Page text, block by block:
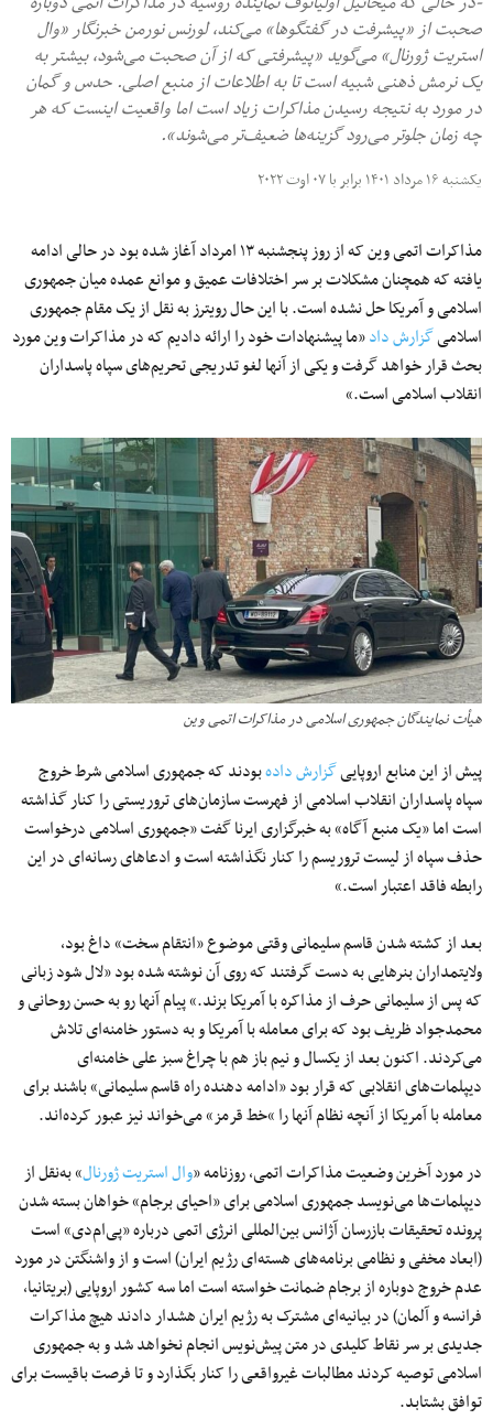
صحبت از «پیشرفت در گفتگوها» می‌کند، لورنس نورمن خبرنگار «وال
استریت ژورنال» می‌گوید «پیشرفتی که از آن صحبت می‌شود، بیشتر به
یک نرمش ذهنی شبیه است تا به اطلاعات از منبع اصلی. حدس و گمان‌
در مورد به نتیجه رسیدن مذاکرات زیاد است اما واقعیت اینست که هر
چه زمان جلوتر می‌رود گزینه‌ها ضعیف‌تر می‌شوند».
یکشنبه ۱۶ مرداد ۱۴۰۱ برابر با ۰۷ اوت ۲۰۲۲
مذاکرات اتمی وین که از روز پنجشنبه ۱۳ امرداد آغاز شده بود در حالی ادامه
یافته که همچنان مشکلات بر سر اختلافات عمیق و موانع عمده میان جمهوری
اسلامی و آمریکا حل نشده است. با این حال رویترز به نقل از یک مقام جمهوری
اسلامیگزارش داد«ما پیشنهادات خود را ارائه دادیم که در مذاکرات وین مورد
بحث قرار خواهد گرفت و یکی از آنها لغو تدریجی تحریم‌های سپاه پاسداران
انقلاب اسلامی است.»
هیأت نمایندگان جمهوری اسلامی در مذاکرات اتمی وین
پیش از این منابع اروپاییگزارش دادهبودند که جمهوری اسلامی شرط خروج
سپاه پاسداران انقلاب اسلامی از فهرست سازمان‌های تروریستی را کنار گذاشته
است اما «یک منبع آگاه» به خبرگزاری ایرنا گفت «جمهوری اسلامی درخواست
حذف سپاه از لیست تروریسم را کنار نگذاشته است و ادعاهای رسانه‌ای در این
رابطه فاقد اعتبار است.»
بعد از کشته شدن قاسم سلیمانی وقتی موضوع «انتقام سخت» داغ بود،
ولایتمداران بنرهایی به دست گرفتند که روی آن نوشته شده بود «لال شود زبانی
که پس از سلیمانی حرف از مذاکره با آمریکا بزند.» پیام آنها رو به حسن روحانی و
محمدجواد ظریف بود که برای معامله با آمریکا و به دستور خامنه‌ای تلاش
می‌کردند. اکنون بعد از یکسال و نیم باز هم با چراغ سبز علی خامنه‌ای
دیپلمات‌های انقلابی که قرار بود «ادامه دهنده راه قاسم سلیمانی» باشند برای
معامله با آمریکا از آنچه نظام آنها را »خط قرمز» می‌خواند نیز عبور کرده‌اند.
در مورد آخرین وضعیت مذاکرات اتمی، روزنامه «وال استریت ژورنال» به‌نقل از
دیپلمات‌ها می‌نویسد جمهوری اسلامی برای «احیای برجام» خواهان بسته شدن
پرونده تحقیقات بازرسان آژانس بین‌المللی انرژی اتمی درباره «پی‌ام‌دی» است
(ابعاد مخفی و نظامی برنامه‌های هسته‌ای رژیم ایران) است و از واشنگتن در مورد
عدم خروج دوباره از برجام ضمانت خواسته است اما سه کشور اروپایی (بریتانیا،
فرانسه و آلمان) در بیانیه‌ای مشترک به رژیم ایران هشدار دادند هیچ مذاکرات
جدیدی بر سر نقاط کلیدی در متن پیش‌نویس انجام نخواهد شد و به جمهوری
اسلامی توصیه کردند مطالبات غیرواقعی را کنار بگذارد و تا فرصت باقیست برای
توافق بشتابد.